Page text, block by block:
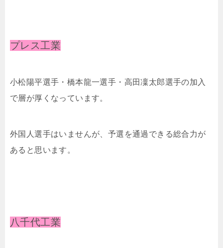
プレス工業
⼩松陽平選手・橋本⿓⼀選手・⾼⽥凜太郎選手の加入
で層が厚くなっています。
外国人選手はいませんが、予選を通過できる総合力が
あると思います。
八千代工業